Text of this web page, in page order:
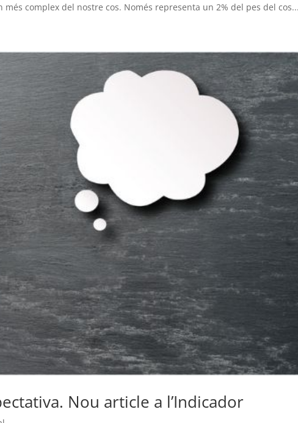
més complex del nostre cos. Només representa un 2% del pes del
Nou article a l’Indicador